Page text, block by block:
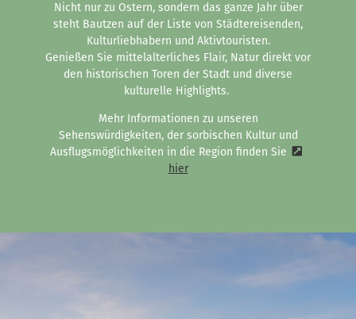
Nicht nur zu Ostern, sondern das ganze Jahr über
steht Bautzen auf der Liste von Städtereisenden,
Kulturliebhabern und Aktivtouristen.
Genießen Sie mittelalterliches Flair, Natur direkt vor
den historischen Toren der Stadt und diverse
kulturelle Highlights.
Mehr Informationen zu unseren
Sehenswürdigkeiten, der sorbischen Kultur und
Ausflugsmöglichkeiten in die Region finden Sie
hier